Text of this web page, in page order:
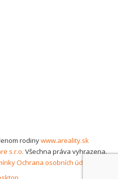
rodinywww.areality.sk
s.r.o. Všechna práva vyhrazena.
Ochrana osobních údajů